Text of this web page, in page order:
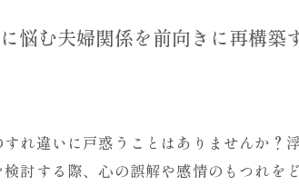
悩む夫婦関係を前向きに再構築
れ違いに戸惑うことはありませんか
討する際、心の誤解や感情のもつれ